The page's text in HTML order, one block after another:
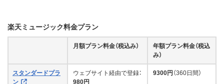
楽天ミュージック料金プラン
月額プラン料金（税込み）
年額プラン料金（税込
み）
スタンダードプラ
ン
ウェブサイト経由で登録：
980円
9300円 （360日間）